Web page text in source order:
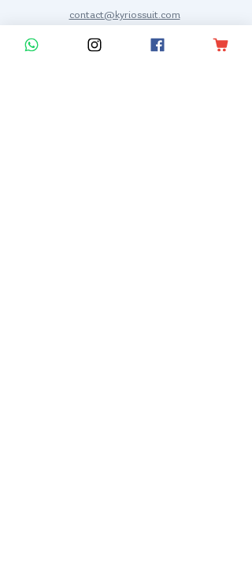
contact@kyriossuit.com
+1 (210) 478-0294